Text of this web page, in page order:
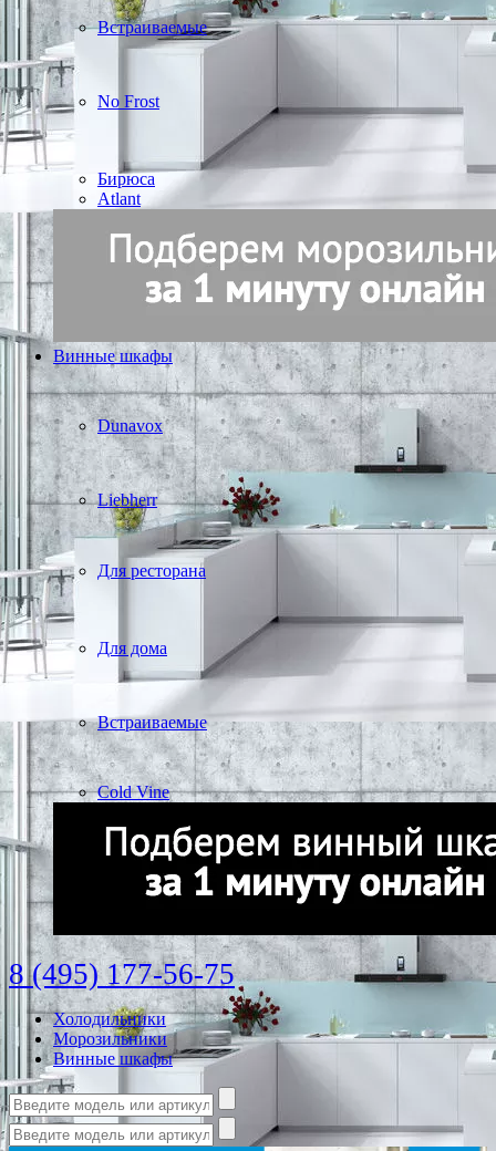
Встраиваемые
No Frost
Бирюса
Atlant
Винные шкафы
Dunavox
Liebherr
Для ресторана
Для дома
Встраиваемые
Cold Vine
8 (495) 177-56-75
Холодильники
Морозильники
Винные шкафы